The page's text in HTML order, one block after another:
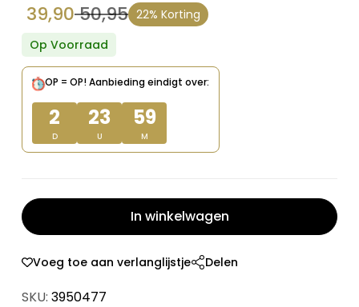
50,95
Oorspronkelijke
prijs
was:
€ 50,95.
39,90
Huidige
prijs
is:
€ 39,90.
22% Korting
Op Voorraad
OP = OP!Aanbieding eindigt over:
2
D
23
U
59
M
In winkelwagen
Voeg toe aan verlanglijstje Delen
SKU: 3950477